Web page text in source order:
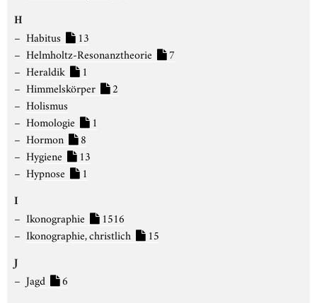
H
Habitus
13
Helmholtz-Resonanztheorie
7
Heraldik
1
Himmelskörper
2
Holismus
Homologie
1
Hormon
8
Hygiene
13
Hypnose
1
I
Ikonographie
1516
Ikonographie, christlich
15
J
Jagd 6